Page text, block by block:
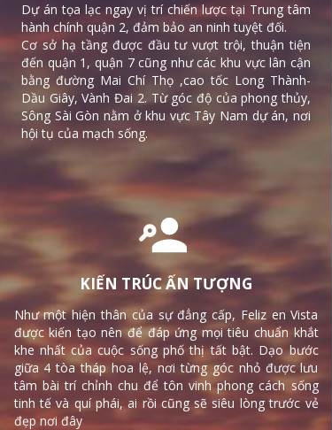
Dự án tọa lạc ngay vị trí chiến lược tại Trung tâm
hành chính quận 2, đảm bảo an ninh tuyệt đối.
Cơ sở hạ tầng được đầu tư vượt trội, thuận tiện
đến quận 1, quận 7 cũng như các khu vực lân cận
bằng đường Mai Chí Thọ ,cao tốc Long Thành-
Dầu Giây, Vành Đai 2. Từ góc độ của phong thủy,
Sông Sài Gòn nằm ở khu vực Tây Nam dự án, nơi
hội tụ của mạch sống.
Như một hiện thân của sự đẳng cấp, Feliz en Vista
được kiến tạo nên để đáp ứng mọi tiêu chuẩn khắt
khe nhất của cuộc sống phố thị tất bật. Dạo bước
giữa 4 tòa tháp hoa lệ, nơi từng góc nhỏ được lưu
tâm bài trí chỉnh chu để tôn vinh phong cách sống
tinh tế và quí phái, ai rồi cũng sẽ siêu lòng trước vẻ
đẹp nơi đây
KIẾN TRÚC ẤN TƯỢNG